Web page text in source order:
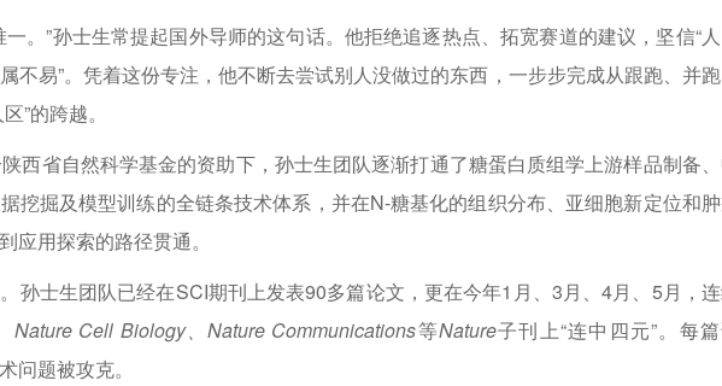
。”孙士生常提起国外导师的这句话。他拒绝追逐热点、拓宽赛道的建议，坚信“
不易”。凭着这份专注，他不断去尝试别人没做过的东西，一步步完成从跟跑、并跑
”的跨越。
西省自然科学基金的资助下，孙士生团队逐渐打通了糖蛋白质组学上游样品制备
挖掘及模型训练的全链条技术体系，并在N-糖基化的组织分布、亚细胞新定位和
应用探索的路径贯通。
孙士生团队已经在SCI期刊上发表90多篇论文，更在今年1月、3月、4月、5月，
Nature Cell Biology、Nature Communications等Nature子刊上“连中四元”。每
问题被攻克。